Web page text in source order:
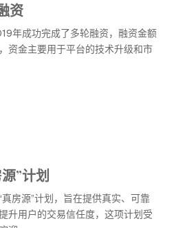
资
年成功完成了多轮融资，融资金额
资金主要用于平台的技术升级和市
”计划
真房源”计划，旨在提供真实、可靠
升用户的交易信任度，这项计划受